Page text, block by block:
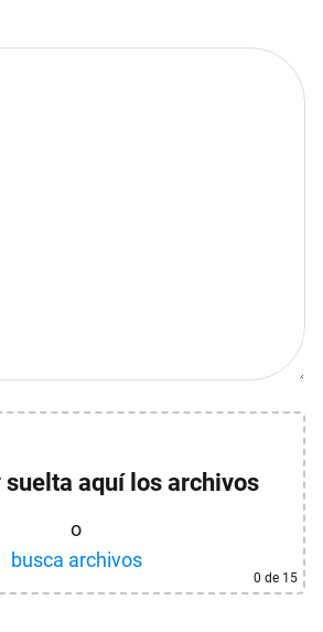
campo vacío.
aquí los archivos
o
busca archivos
0 de 15